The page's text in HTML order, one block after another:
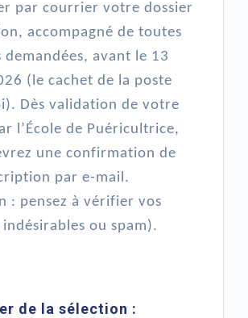
par courrier votre dossier
accompagné de toutes
demandées, avant le 13
(le cachet de la poste
Dès validation de votre
l’École de Puéricultrice,
une confirmation de
par e-mail.
: pensez à vérifier vos
ou spam).
de la sélection :